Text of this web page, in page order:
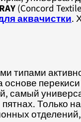
(Concord
аквачистки.
типами
основе
самый
Только